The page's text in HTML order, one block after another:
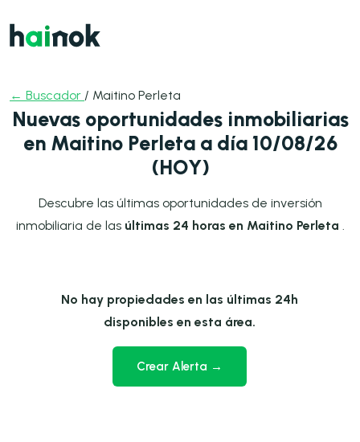
← Buscador / Maitino Perleta
Nuevas oportunidades inmobiliarias
en Maitino Perleta a día 10/08/26
(HOY)
Descubre las últimas oportunidades de inversión
inmobiliaria de las últimas 24 horas en Maitino Perleta
No hay propiedades en las últimas 24h
disponibles en esta área.
Crear Alerta →